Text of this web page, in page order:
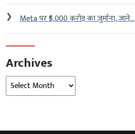
❯ Meta पर ₹5,000 करोड़ का जुर्माना, जाने...
Archives
Archives